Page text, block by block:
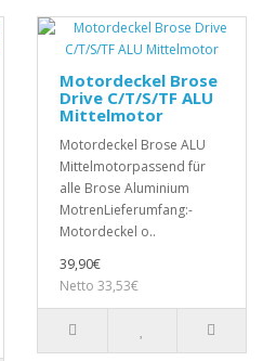
Motordeckel Brose
Drive C/T/S/TF ALU
Mittelmotor
Motordeckel Brose ALU
Mittelmotorpassend für
alle Brose Aluminium
MotrenLieferumfang:-
Motordeckel o..
39,90€
Netto 33,53€